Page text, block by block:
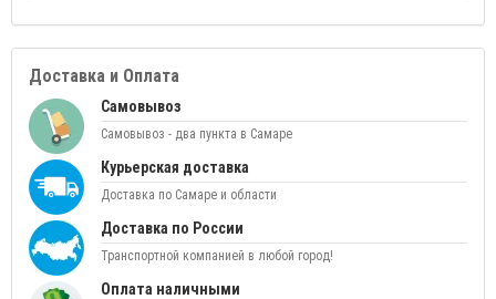
Доставка и Оплата
Самовывоз
Самовывоз - два пункта в Самаре
Курьерская доставка
Доставка по Самаре и области
Доставка по России
Транспортной компанией в любой город!
Оплата наличными